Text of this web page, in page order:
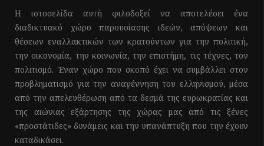
Η ιστοσελίδα αυτή φιλοδοξεί να αποτελέσει ένα
διαδικτυακό χώρο παρουσίασης ιδεών, απόψεων και
θέσεων εναλλακτικών των κρατούντων για την πολιτική,
την οικονομία, την κοινωνία, την επιστήμη, τις τέχνες, τον
πολιτισμό. Έναν χώρο που σκοπό έχει να συμβάλλει στον
προβληματισμό για την αναγέννηση του ελληνισμού, μέσα
από την απελευθέρωση από τα δεσμά της ευρωκρατίας και
της αιώνιας εξάρτησης της χώρας μας από τις ξένες
«προστάτιδες» δυνάμεις και την υπανάπτυξη που την έχουν
καταδικάσει.